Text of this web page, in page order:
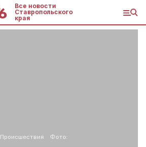
Все новости
Ставропольского
края
Происшествия Фото: